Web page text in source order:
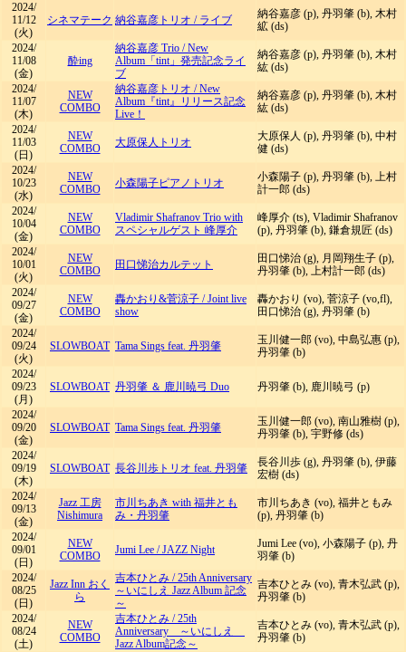
2024/
11/12
(火)
シネマテーク 納谷嘉彦トリオ / ライブ
納谷嘉彦 (p), 丹羽肇 (b), 木村
絋 (ds)
2024/
11/08
(金)
酔ing
納谷嘉彦 Trio /New
Album「tint」発売記念ライ
ブ
納谷嘉彦 (p), 丹羽肇 (b), 木村
紘 (ds)
2024/
11/07
(木)
NEW
COMBO
納谷嘉彦トリオ /New
Album『tint』リリース記念
Live！
納谷嘉彦 (p), 丹羽肇 (b), 木村
紘 (ds)
2024/
11/03
(日)
NEW
COMBO
大原保人トリオ
大原保人 (p), 丹羽肇 (b), 中村
健 (ds)
2024/
10/23
(水)
NEW
COMBO
小森陽子ピアノトリオ
小森陽子 (p), 丹羽肇 (b), 上村
計一郎 (ds)
2024/
10/04
(金)
NEW
COMBO
Vladimir Shafranov Trio with
スペシャルゲスト 峰厚介
峰厚介 (ts), Vladimir Shafranov
(p), 丹羽肇 (b), 鎌倉規匠 (ds)
2024/
10/01
(火)
NEW
COMBO
田口悌治カルテット
田口悌治 (g), 月岡翔生子 (p),
丹羽肇 (b), 上村計一郎 (ds)
2024/
09/27
(金)
NEW
COMBO
轟かおり&菅涼子 /Joint live
show
轟かおり (vo), 菅涼子 (vo,fl),
田口悌治 (g), 丹羽肇 (b)
2024/
09/24
(火)
SLOWBOAT Tama Sings feat. 丹羽肇
玉川健一郎 (vo), 中島弘惠 (p),
丹羽肇 (b)
2024/
09/23
(月)
SLOWBOAT 丹羽肇 ＆ 鹿川暁弓 Duo 丹羽肇 (b), 鹿川暁弓 (p)
2024/
09/20
(金)
SLOWBOAT Tama Sings feat. 丹羽肇
玉川健一郎 (vo), 南山雅樹 (p),
丹羽肇 (b), 宇野修 (ds)
2024/
09/19
(木)
SLOWBOAT 長谷川歩トリオ feat. 丹羽肇
長谷川歩 (g), 丹羽肇 (b), 伊藤
宏樹 (ds)
2024/
09/13
(金)
Jazz 工房
Nishimura
市川ちあき with 福井とも
み・丹羽肇
市川ちあき (vo), 福井ともみ
(p), 丹羽肇 (b)
2024/
09/01
(日)
NEW
COMBO
Jumi Lee /JAZZ Night
Jumi Lee (vo), 小森陽子 (p), 丹
羽肇 (b)
2024/
08/25
(日)
Jazz Inn おく
ら
吉本ひとみ /25th Anniversary
～いにしえ Jazz Album 記念
～
吉本ひとみ (vo), 青木弘武 (p),
丹羽肇 (b)
2024/
08/24
(土)
NEW
COMBO
吉本ひとみ /25th
Anniversary ～いにしえ
Jazz Album記念～
吉本ひとみ (vo), 青木弘武 (p),
丹羽肇 (b)